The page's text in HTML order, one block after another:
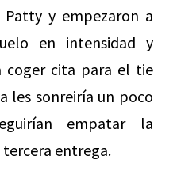
y empezaron a
en intensidad y
coger cita para el tie
les sonreiría un poco
empatar la
entrega.